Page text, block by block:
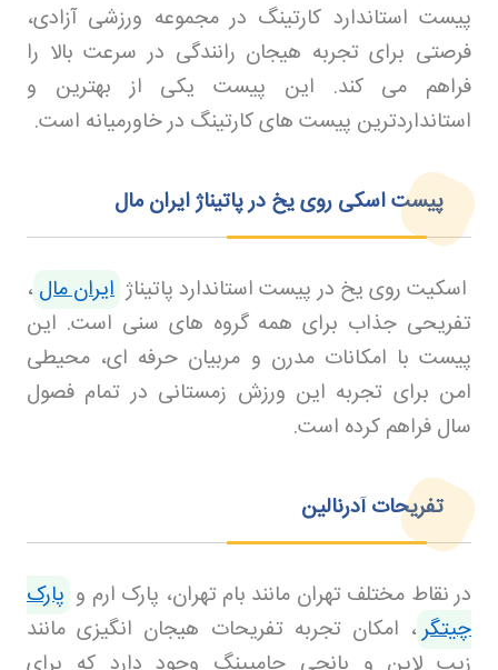
پیست استاندارد کارتینگ در مجموعه ورزشی آزادی،
فرصتی برای تجربه هیجان رانندگی در سرعت بالا را
فراهم می کند. این پیست یکی از بهترین و
استانداردترین پیست های کارتینگ در خاورمیانه است.
پیست اسکی روی یخ در پاتیناژ ایران مال
اسکیت روی یخ در پیست استاندارد پاتیناژ ایران مال،
تفریحی جذاب برای همه گروه های سنی است. این
پیست با امکانات مدرن و مربیان حرفه ای، محیطی
امن برای تجربه این ورزش زمستانی در تمام فصول
سال فراهم کرده است.
تفریحات آدرنالین
در نقاط مختلف تهران مانند بام تهران، پارک ارم و پارک
چیتگر، امکان تجربه تفریحات هیجان انگیزی مانند